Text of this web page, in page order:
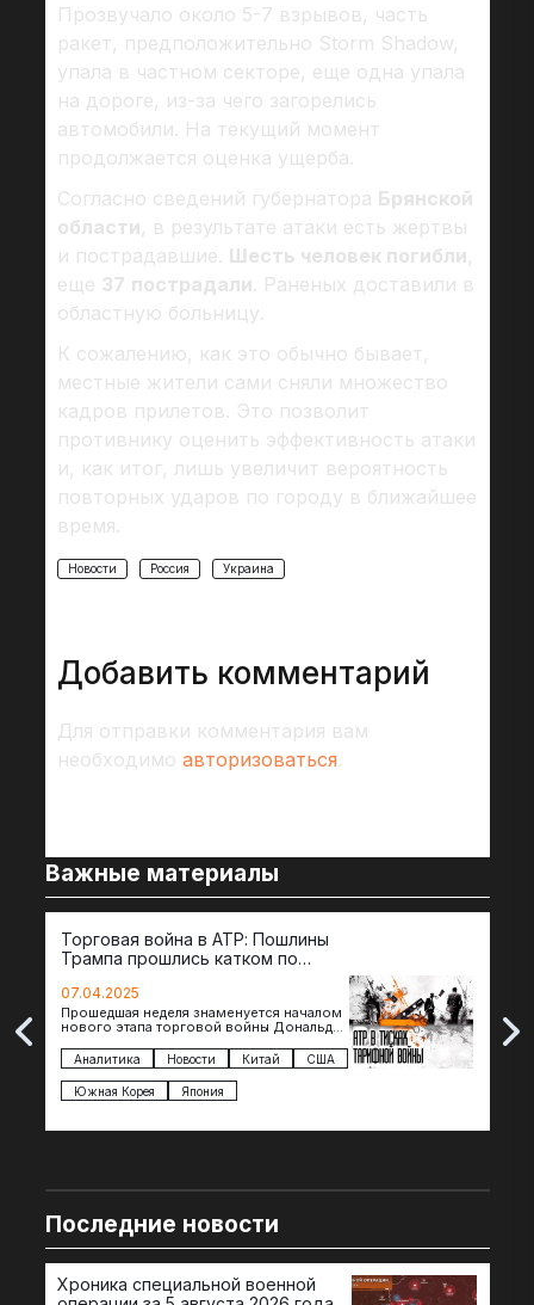
Прозвучало около 5-7 взрывов, часть
ракет, предположительно Storm Shadow,
упала в частном секторе, еще одна упала
на дороге, из-за чего загорелись
автомобили. На текущий момент
продолжается оценка ущерба.
Согласно сведений губернатора Брянской
области, в результате атаки есть жертвы
и пострадавшие. Шесть человек погибли,
еще 37 пострадали. Раненых доставили в
областную больницу.
К сожалению, как это обычно бывает,
местные жители сами сняли множество
кадров прилетов. Это позволит
противнику оценить эффективность атаки
и, как итог, лишь увеличит вероятность
повторных ударов по городу в ближайшее
время.
Новости Россия Украина
Добавить комментарий
Для отправки комментария вам
необходимо авторизоваться.
Важные материалы
Торговая война в АТР: Пошлины
Трампа прошлись катком по
07.04.2025
Прошедшая неделя знаменуется началом
нового этапа торговой войны Дональда
импорта из более 100 стран…
Аналитика Новости Китай США
Южная Корея Япония
The
Последние новости
Хроника специальной военной